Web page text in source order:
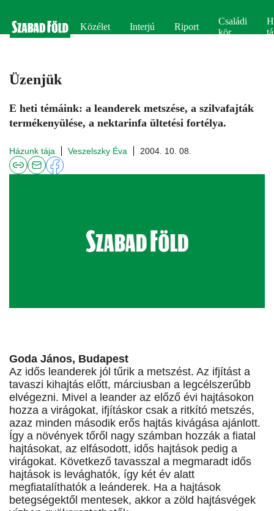
Közélet Interjú Riport
Családi
kör
Üzenjük
E heti témáink: a leanderek metszése, a szilvafajták
termékenyülése, a nektarinfa ültetési fortélya.
Házunk tája Veszelszky Éva 2004. 10. 08.
Goda János, Budapest
Az idős leanderek jól tűrik a metszést. Az ifjítást a
tavaszi kihajtás előtt, márciusban a legcélszerűbb
elvégezni. Mivel a leander az előző évi hajtásokon
hozza a virágokat, ifjításkor csak a ritkító metszés,
azaz minden második erős hajtás kivágása ajánlott.
Így a növények tőről nagy számban hozzák a fiatal
hajtásokat, az elfásodott, idős hajtások pedig a
virágokat. Következő tavasszal a megmaradt idős
hajtások is levághatók, így két év alatt
megfiatalíthatók a leánderek. Ha a hajtások
betegségektől mentesek, akkor a zöld hajtásvégek